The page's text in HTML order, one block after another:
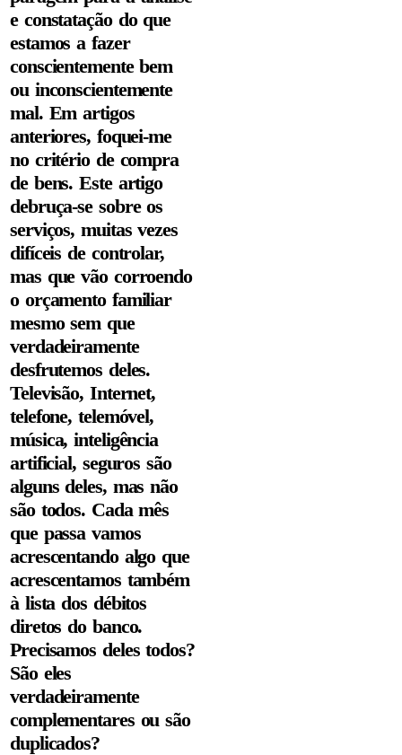
e constatação do que
estamos a fazer
conscientemente bem
ou inconscientemente
mal. Em artigos
anteriores, foquei-me
no critério de compra
de bens. Este artigo
debruça-se sobre os
serviços, muitas vezes
difíceis de controlar,
mas que vão corroendo
o orçamento familiar
mesmo sem que
verdadeiramente
desfrutemos deles.
Televisão, Internet,
telefone, telemóvel,
música, inteligência
artificial, seguros são
alguns deles, mas não
são todos. Cada mês
que passa vamos
acrescentando algo que
acrescentamos também
à lista dos débitos
diretos do banco.
Precisamos deles todos?
São eles
verdadeiramente
complementares ou são
duplicados?